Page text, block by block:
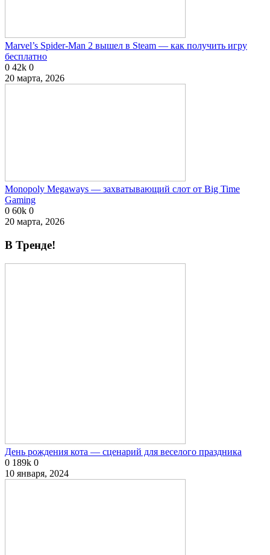
Marvel’s Spider-Man 2 вышел в Steam — как получить игру
бесплатно
0 42k 0
20 марта, 2026
Monopoly Megaways — захватывающий слот от Big Time
Gaming
0 60k 0
20 марта, 2026
В Тренде!
День рождения кота — сценарий для веселого праздника
0 189k 0
10 января, 2024